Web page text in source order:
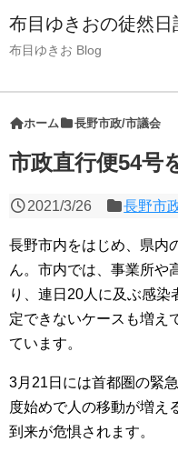
布目ゆきおの徒然日
布目ゆきお Blog
ホーム 長野市政/市議会
市政直行便54号
2021/3/26 長野市
長野市内をはじめ、県内
ん。市内では、事業所や
り、連日20人に及ぶ感
定できないケースも増え
ています。
3月21日には首都圏の緊
度始めで人の移動が増え
到来が危惧されます。